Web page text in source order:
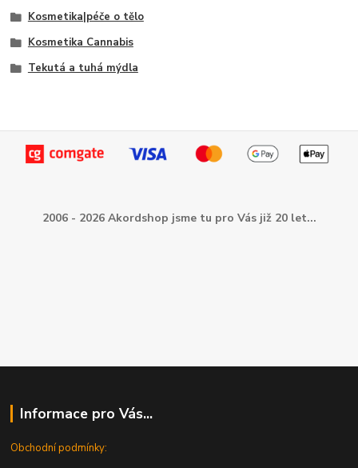
Kosmetika|péče o tělo
Kosmetika Cannabis
Tekutá a tuhá mýdla
2006 - 2026 Akordshop jsme tu pro Vás již 20 let...
Informace pro Vás...
Obchodní podmínky: